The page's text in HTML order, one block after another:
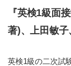
『英検1級面
著)、上田敏
英検1級の二次試